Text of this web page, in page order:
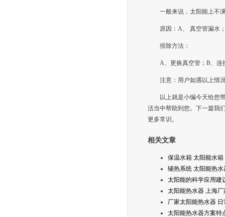
一般来说，太阳能上不
原因：A、 真空管漏水
排除方法：
A、更换真空管；B、连
注意：用户如遇以上情
以上就是小编今天给您
活当中帮助到您。下一篇我
更多常识。
相关文章
保温水箱 太阳能水箱
辅热系统 太阳能热水
太阳能的科学应用建
太阳能热水器 上海厂
厂家太阳能热水器 日
太阳能热水器方案特